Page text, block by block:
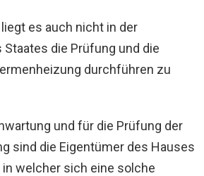
es auch nicht in der
die Prüfung und die
durchführen zu
und für die Prüfung der
sind die Eigentümer des Hauses
in welcher sich eine solche